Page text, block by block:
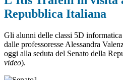
Repubblica Italiana
Gli alunni delle classi 5D
dalle professoresse Alessandra
oggi alla seduta del Senato della
video).